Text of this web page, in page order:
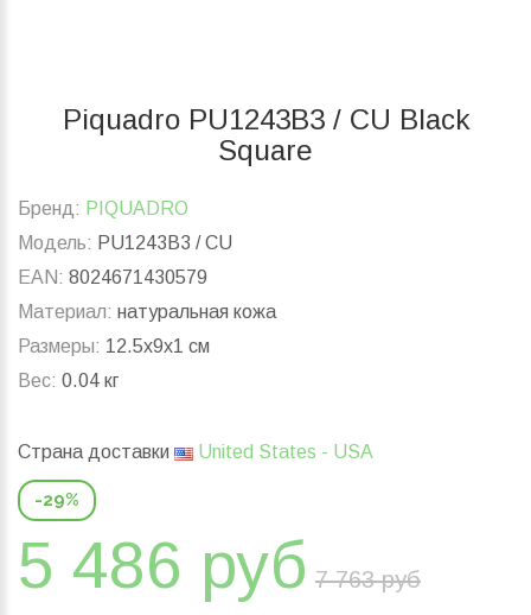
Piquadro PU1243B3 / CU Black
Square
Бренд: PIQUADRO
Модель: PU1243B3 / CU
EAN: 8024671430579
Материал: натуральная кожа
Размеры: 12.5x9x1 см
Вес: 0.04 кг
Страна доставки United States - USA
-29%
5 486 руб 7 763 руб